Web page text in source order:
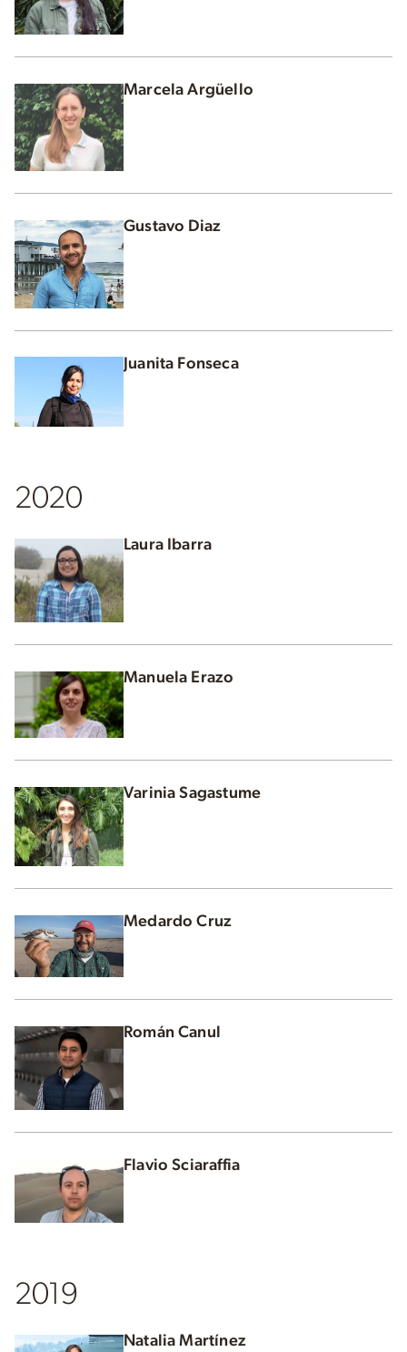
Marcela Argüello
Gustavo Diaz
Juanita Fonseca
2020
Laura Ibarra
Manuela Erazo
Varinia Sagastume
Medardo Cruz
Román Canul
Flavio Sciaraffia
2019
Natalia Martínez